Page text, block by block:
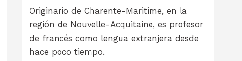
Originario de Charente-Maritime, en la
región de Nouvelle-Acquitaine, es profesor
de francés como lengua extranjera desde
hace poco tiempo.